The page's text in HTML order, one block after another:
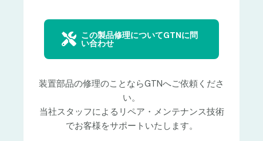
この製品修理についてGTNに問
い合わせ
装置部品の修理のことならGTNへご依頼くださ
い。
当社スタッフによるリペア・メンテナンス技術
でお客様をサポートいたします。